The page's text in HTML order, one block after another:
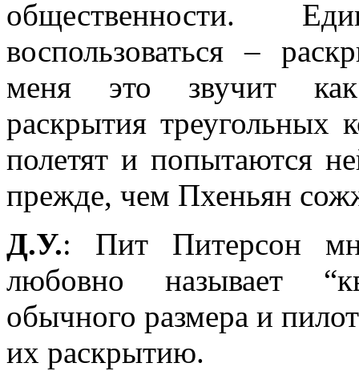
общественности.
воспользоваться –
меня это звучит как
раскрытия треугольных
полетят и попытаются
прежде, чем Пхеньян
Д.У.: Пит Питерсон
любовно называет
обычного размера и
их раскрытию.